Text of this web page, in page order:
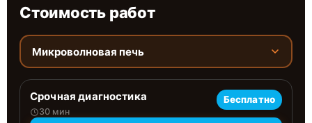
Стоимость работ
Микроволновая печь
Срочная диагностика
30 мин
Бесплатно